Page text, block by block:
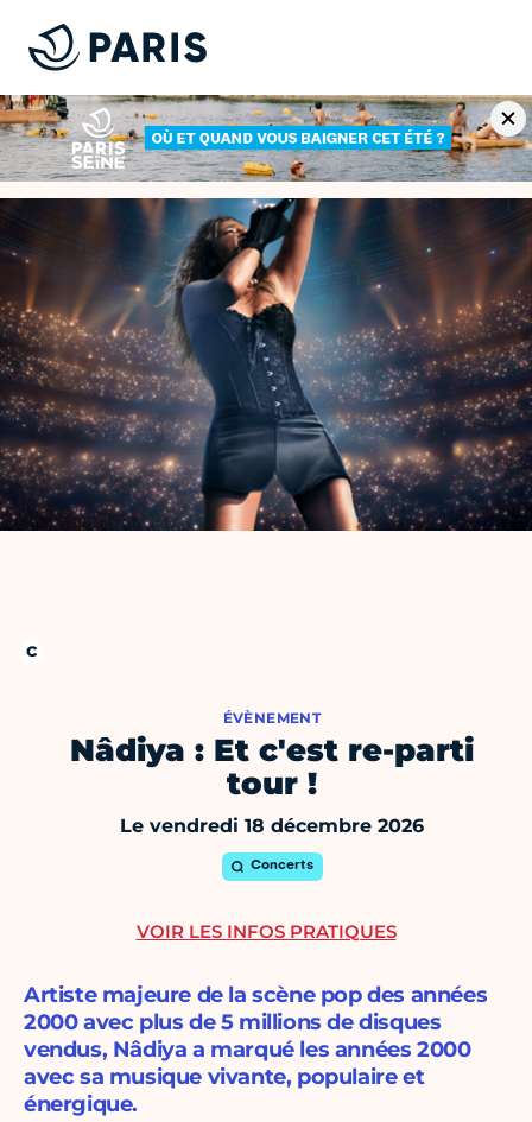
ÉVÈNEMENT
Nâdiya : Et c'est re-parti
tour !
Le vendredi 18 décembre 2026
Concerts
Artiste majeure de la scène pop des années
2000 avec plus de 5 millions de disques
vendus, Nâdiya a marqué les années 2000
avec sa musique vivante, populaire et
énergique.
VOIR LES INFOS PRATIQUES